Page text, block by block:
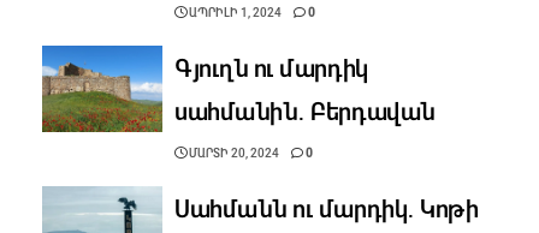
ԱՊՐԻԼԻ 1, 2024 0
Գյուղն ու մարդիկ
սահմանին․ Բերդավան
ՄԱՐՏԻ 20, 2024 0
Սահմանն ու մարդիկ․ Կոթի